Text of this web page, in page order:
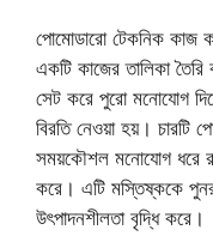
পোমোডারো টেকনিক কাজ
একটি কাজের তালিকা
সেট করে পুরো মনোযোগ
বিরতি নেওয়া হয়। চারটি
সময়কৌশল মনোযোগ ধরে
করে। এটি মস্তিষ্ককে
উৎপাদনশীলতা বৃদ্ধি করে।